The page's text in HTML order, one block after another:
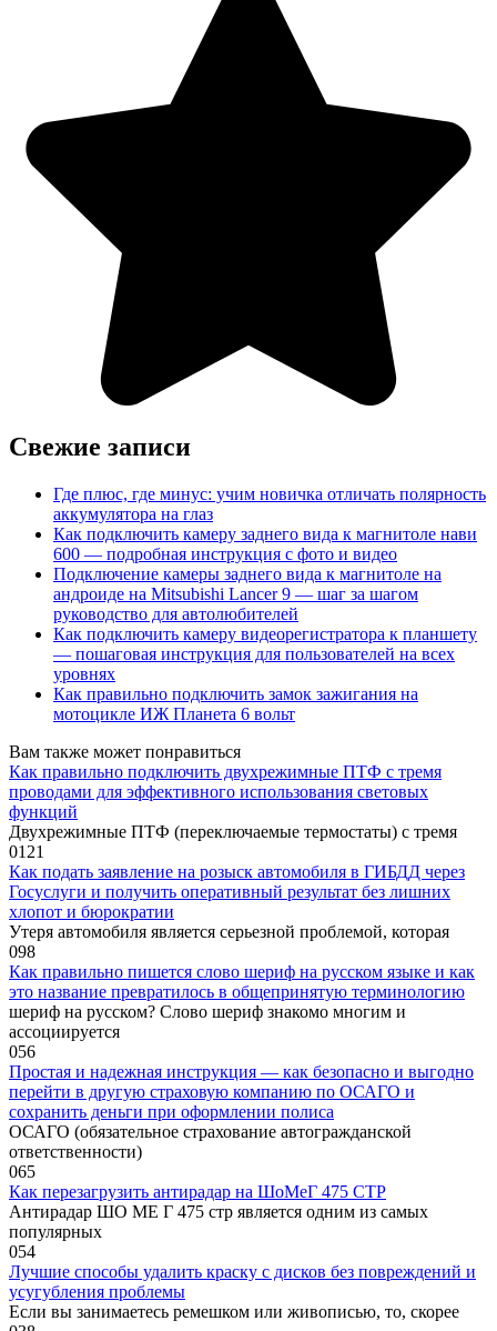
Свежие записи
Где плюс, где минус: учим новичка отличать полярность
аккумулятора на глаз
Как подключить камеру заднего вида к магнитоле нави
600 — подробная инструкция с фото и видео
Подключение камеры заднего вида к магнитоле на
андроиде на Mitsubishi Lancer 9 — шаг за шагом
руководство для автолюбителей
Как подключить камеру видеорегистратора к планшету
— пошаговая инструкция для пользователей на всех
уровнях
Как правильно подключить замок зажигания на
мотоцикле ИЖ Планета 6 вольт
Вам также может понравиться
Как правильно подключить двухрежимные ПТФ с тремя
проводами для эффективного использования световых
функций
Двухрежимные ПТФ (переключаемые термостаты) с тремя
0121
Как подать заявление на розыск автомобиля в ГИБДД через
Госуслуги и получить оперативный результат без лишних
хлопот и бюрократии
Утеря автомобиля является серьезной проблемой, которая
098
Как правильно пишется слово шериф на русском языке и как
это название превратилось в общепринятую терминологию
шериф на русском? Слово шериф знакомо многим и
ассоциируется
056
Простая и надежная инструкция — как безопасно и выгодно
перейти в другую страховую компанию по ОСАГО и
сохранить деньги при оформлении полиса
ОСАГО (обязательное страхование автогражданской
ответственности)
065
Как перезагрузить антирадар на ШоМеГ 475 СТР
Антирадар ШО МЕ Г 475 стр является одним из самых
популярных
054
Лучшие способы удалить краску с дисков без повреждений и
усугубления проблемы
Если вы занимаетесь ремешком или живописью, то, скорее